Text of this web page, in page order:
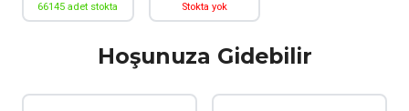
66145 adet stokta Stokta yok
Hoşunuza Gidebilir